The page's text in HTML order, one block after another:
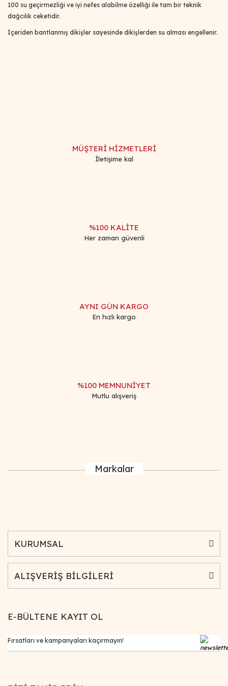
100 su geçirmezliği ve iyi nefes alabilme özelliği ile tam bir teknik
dağcılık ceketidir.
İçeriden bantlanmış dikişler sayesinde dikişlerden su alması engellenir.
Ürün bilgilerinde hatalar bulunuyor.
MÜŞTERİ HİZMETLERİ
İletişime kal
%100 KALİTE
Her zaman güvenli
AYNI GÜN KARGO
En hızlı kargo
%100 MEMNUNİYET
Mutlu alışveriş
Markalar
KURUMSAL
ALIŞVERİŞ BİLGİLERİ
E-BÜLTENE KAYIT OL